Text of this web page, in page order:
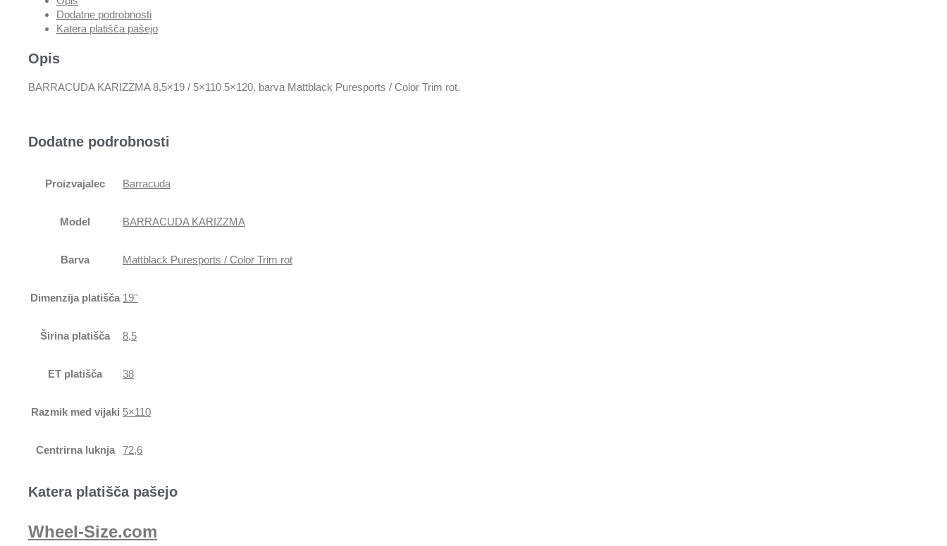
Dodatne podrobnosti
Katera platišča pašejo
Opis
BARRACUDA KARIZZMA 8,5×19 / 5×110 5×120, barva Mattblack Puresports / Color Trim rot.
Dodatne podrobnosti
Proizvajalec Barracuda
Model BARRACUDA KARIZZMA
Barva Mattblack Puresports / Color Trim rot
Dimenzija platišča 19''
Širina platišča 8,5
ET platišča 38
Razmik med vijaki 5×110
Centrirna luknja 72,6
Katera platišča pašejo
Wheel-Size.com